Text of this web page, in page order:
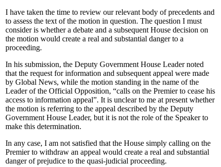
I have taken the time to review our relevant body of precedents and
to assess the text of the motion in question. The question I must
consider is whether a debate and a subsequent House decision on
the motion would create a real and substantial danger to a
proceeding.
In his submission, the Deputy Government House Leader noted
that the request for information and subsequent appeal were made
by Global News, while the motion standing in the name of the
Leader of the Official Opposition, “calls on the Premier to cease his
access to information appeal”. It is unclear to me at present whether
the motion is referring to the appeal described by the Deputy
Government House Leader, but it is not the role of the Speaker to
make this determination.
In any case, I am not satisfied that the House simply calling on the
Premier to withdraw an appeal would create a real and substantial
danger of prejudice to the quasi-judicial proceeding.